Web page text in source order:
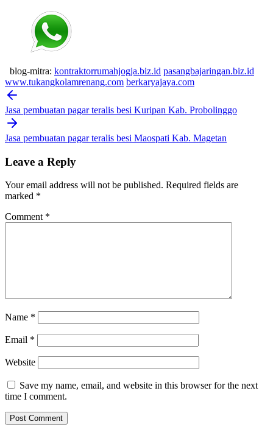
blog-mitra: kontraktorrumahjogja.biz.id pasangbajaringan.biz.id
www.tukangkolamrenang.com berkaryajaya.com
Post
navigation
Jasa pembuatan pagar teralis besi Kuripan Kab. Probolinggo
Jasa pembuatan pagar teralis besi Maospati Kab. Magetan
Leave a Reply
Your email address will not be published. Required fields are
marked *
Comment *
Name *
Email *
Website
Save my name, email, and website in this browser for the next
time I comment.